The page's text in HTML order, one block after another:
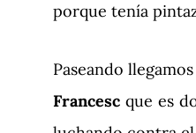
porque tenía
Paseando
Francesc que es